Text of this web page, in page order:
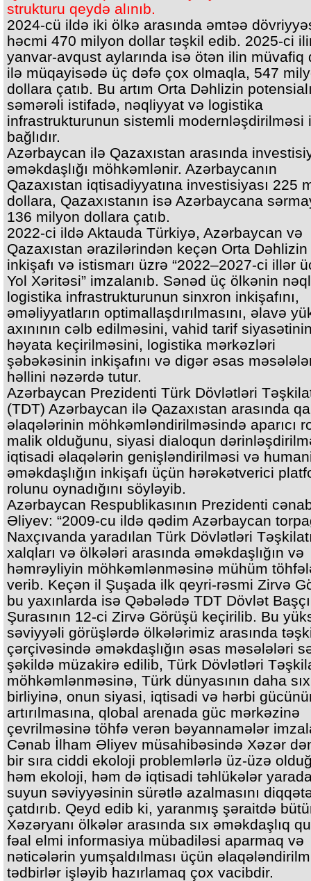
strukturu qeydə alınıb.
2024-cü ildə iki ölkə arasında əmtəə
həcmi 470 milyon dollar təşkil edib. 2025-ci
yanvar-avqust aylarında isə ötən ilin müvafiq
ilə müqayisədə üç dəfə çox olmaqla, 547
dollara çatıb. Bu artım Orta Dəhlizin
səmərəli istifadə, nəqliyyat və logistika
infrastrukturunun sistemli modernləşdirilməsi
bağlıdır.
Azərbaycan ilə Qazaxıstan arasında
əməkdaşlığı möhkəmlənir. Azərbaycanın
Qazaxıstan iqtisadiyyatına investisiyası 225
dollara, Qazaxıstanın isə Azərbaycana
136 milyon dollara çatıb.
2022-ci ildə Aktauda Türkiyə, Azərbaycan və
Qazaxıstan ərazilərindən keçən Orta Dəhlizin
inkişafı və istismarı üzrə “2022–2027-ci illər
Yol Xəritəsi” imzalanıb. Sənəd üç ölkənin
logistika infrastrukturunun sinxron inkişafını,
əməliyyatların optimallaşdırılmasını, əlavə
axınının cəlb edilməsini, vahid tarif
həyata keçirilməsini, logistika mərkəzləri
şəbəkəsinin inkişafını və digər əsas
həllini nəzərdə tutur.
Azərbaycan Prezidenti Türk Dövlətləri
(TDT) Azərbaycan ilə Qazaxıstan arasında
əlaqələrinin möhkəmləndirilməsində aparıcı
malik olduğunu, siyasi dialoqun
iqtisadi əlaqələrin genişləndirilməsi və
əməkdaşlığın inkişafı üçün hərəkətverici
rolunu oynadığını söyləyib.
Azərbaycan Respublikasının Prezidenti
Əliyev: “2009-cu ildə qədim Azərbaycan
Naxçıvanda yaradılan Türk Dövlətləri
xalqları və ölkələri arasında əməkdaşlığın və
həmrəyliyin möhkəmlənməsinə mühüm
verib. Keçən il Şuşada ilk qeyri-rəsmi Zirvə
bu yaxınlarda isə Qəbələdə TDT Dövlət
Şurasının 12-ci Zirvə Görüşü keçirilib. Bu
səviyyəli görüşlərdə ölkələrimiz arasında
çərçivəsində əməkdaşlığın əsas məsələləri
şəkildə müzakirə edilib, Türk Dövlətləri
möhkəmlənməsinə, Türk dünyasının daha sıx
birliyinə, onun siyasi, iqtisadi və hərbi
artırılmasına, qlobal arenada güc mərkəzinə
çevrilməsinə töhfə verən bəyannamələr
Cənab İlham Əliyev müsahibəsində Xəzər
bir sıra ciddi ekoloji problemlərlə üz-üzə
həm ekoloji, həm də iqtisadi təhlükələr
suyun səviyyəsinin sürətlə azalmasını
çatdırıb. Qeyd edib ki, yaranmış şəraitdə
Xəzəryanı ölkələr arasında sıx əməkdaşlıq
fəal elmi informasiya mübadiləsi aparmaq və
nəticələrin yumşaldılması üçün
tədbirlər işləyib hazırlamaq çox vacibdir.